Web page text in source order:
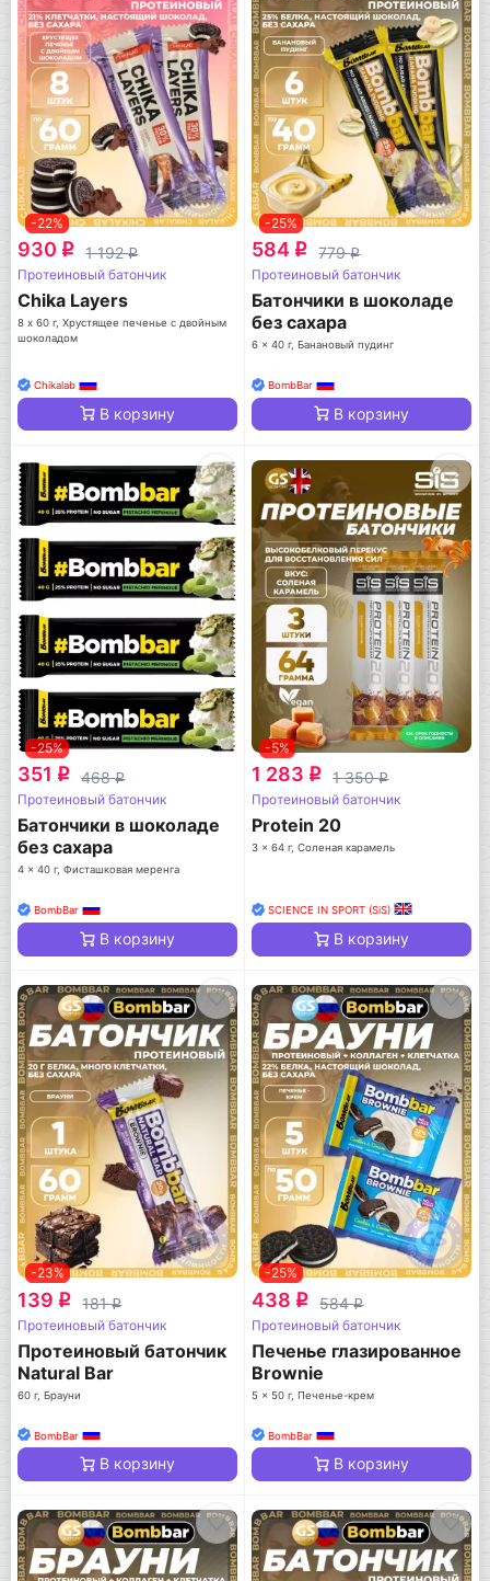
-22%
930 q 1 192q
Протеиновый батончик
Chika Layers
8 х 60 г, Хрустящее печенье с двойным
шоколадом
Chikalab
В корзину
-25%
584 q 779q
Протеиновый батончик
Батончики в шоколаде
без сахара
6 x 40 г, Банановый пудинг
BombBar
В корзину
-25%
351 q 468q
Протеиновый батончик
Батончики в шоколаде
без сахара
4 x 40 г, Фисташковая меренга
BombBar
В корзину
-5%
1 283 q 1 350q
Протеиновый батончик
Protein 20
3 x 64 г, Соленая карамель
SCIENCE IN SPORT (SiS)
В корзину
-23%
139 q 181q
Протеиновый батончик
Протеиновый батончик
Natural Bar
60 г, Брауни
BombBar
В корзину
-25%
438 q 584q
Протеиновый батончик
Печенье глазированное
Brownie
5 x 50 г, Печенье-крем
BombBar
В корзину